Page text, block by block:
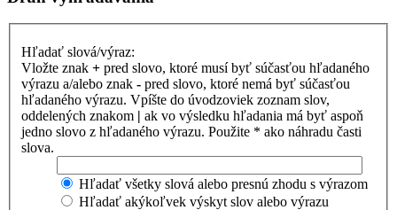
Hľadať slová/výraz:
Vložte znak + pred slovo, ktoré musí byť súčasťou hľadaného
výrazu a/alebo znak - pred slovo, ktoré nemá byť súčasťou
hľadaného výrazu. Vpíšte do úvodzoviek zoznam slov,
oddelených znakom | ak vo výsledku hľadania má byť aspoň
jedno slovo z hľadaného výrazu. Použite * ako náhradu časti
slova.
Hľadať všetky slová alebo presnú zhodu s výrazom
Hľadať akýkoľvek výskyt slov alebo výrazu